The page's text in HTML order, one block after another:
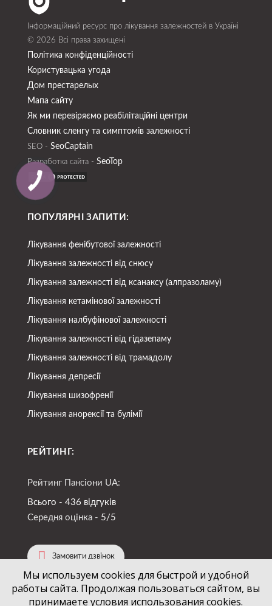
Інформаційний ресурс про лікування залежностей в Україні
© 2026 Всі права захищені
Політика конфіденційності
Користувацька угода
Дом престарелых
Мапа сайту
Як ми перевіряємо реабілітаційні центри
Словник сленгу та симптомів залежності
SEO - SeoСaptain
Разработка сайта - SeoTop
ПОПУЛЯРНІ ЗАПИТИ:
Лікування фенібутової залежності
Лікування залежності від снюсу
Лікування залежності від ксанаксу (алпразоламу)
Лікування кетамінової залежності
Лікування налбуфінової залежності
Лікування залежності від гідазепаму
Лікування залежності від трамадолу
Лікування депресії
Лікування шизофренії
Лікування анорексії та булімії
РЕЙТИНГ:
Рейтинг Пансіони UA:
Всього - 436 відгуків
Середня оцінка - 5/5
Замовити дзвінок
+38 (067) 724-94-88
Мы используем cookies для быстрой и удобной
работы сайта. Продолжая пользоваться сайтом, вы
принимаете условия использования cookies.